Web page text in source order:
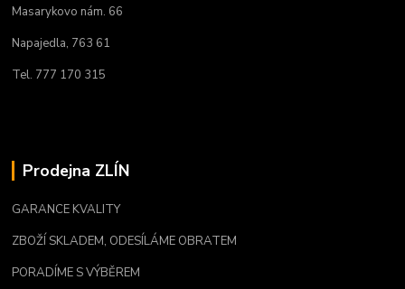
Masarykovo nám. 66
Napajedla, 763 61
Tel. 777 170 315
Prodejna ZLÍN
GARANCE KVALITY
ZBOŽÍ SKLADEM, ODESÍLÁME OBRATEM
PORADÍME S VÝBĚREM